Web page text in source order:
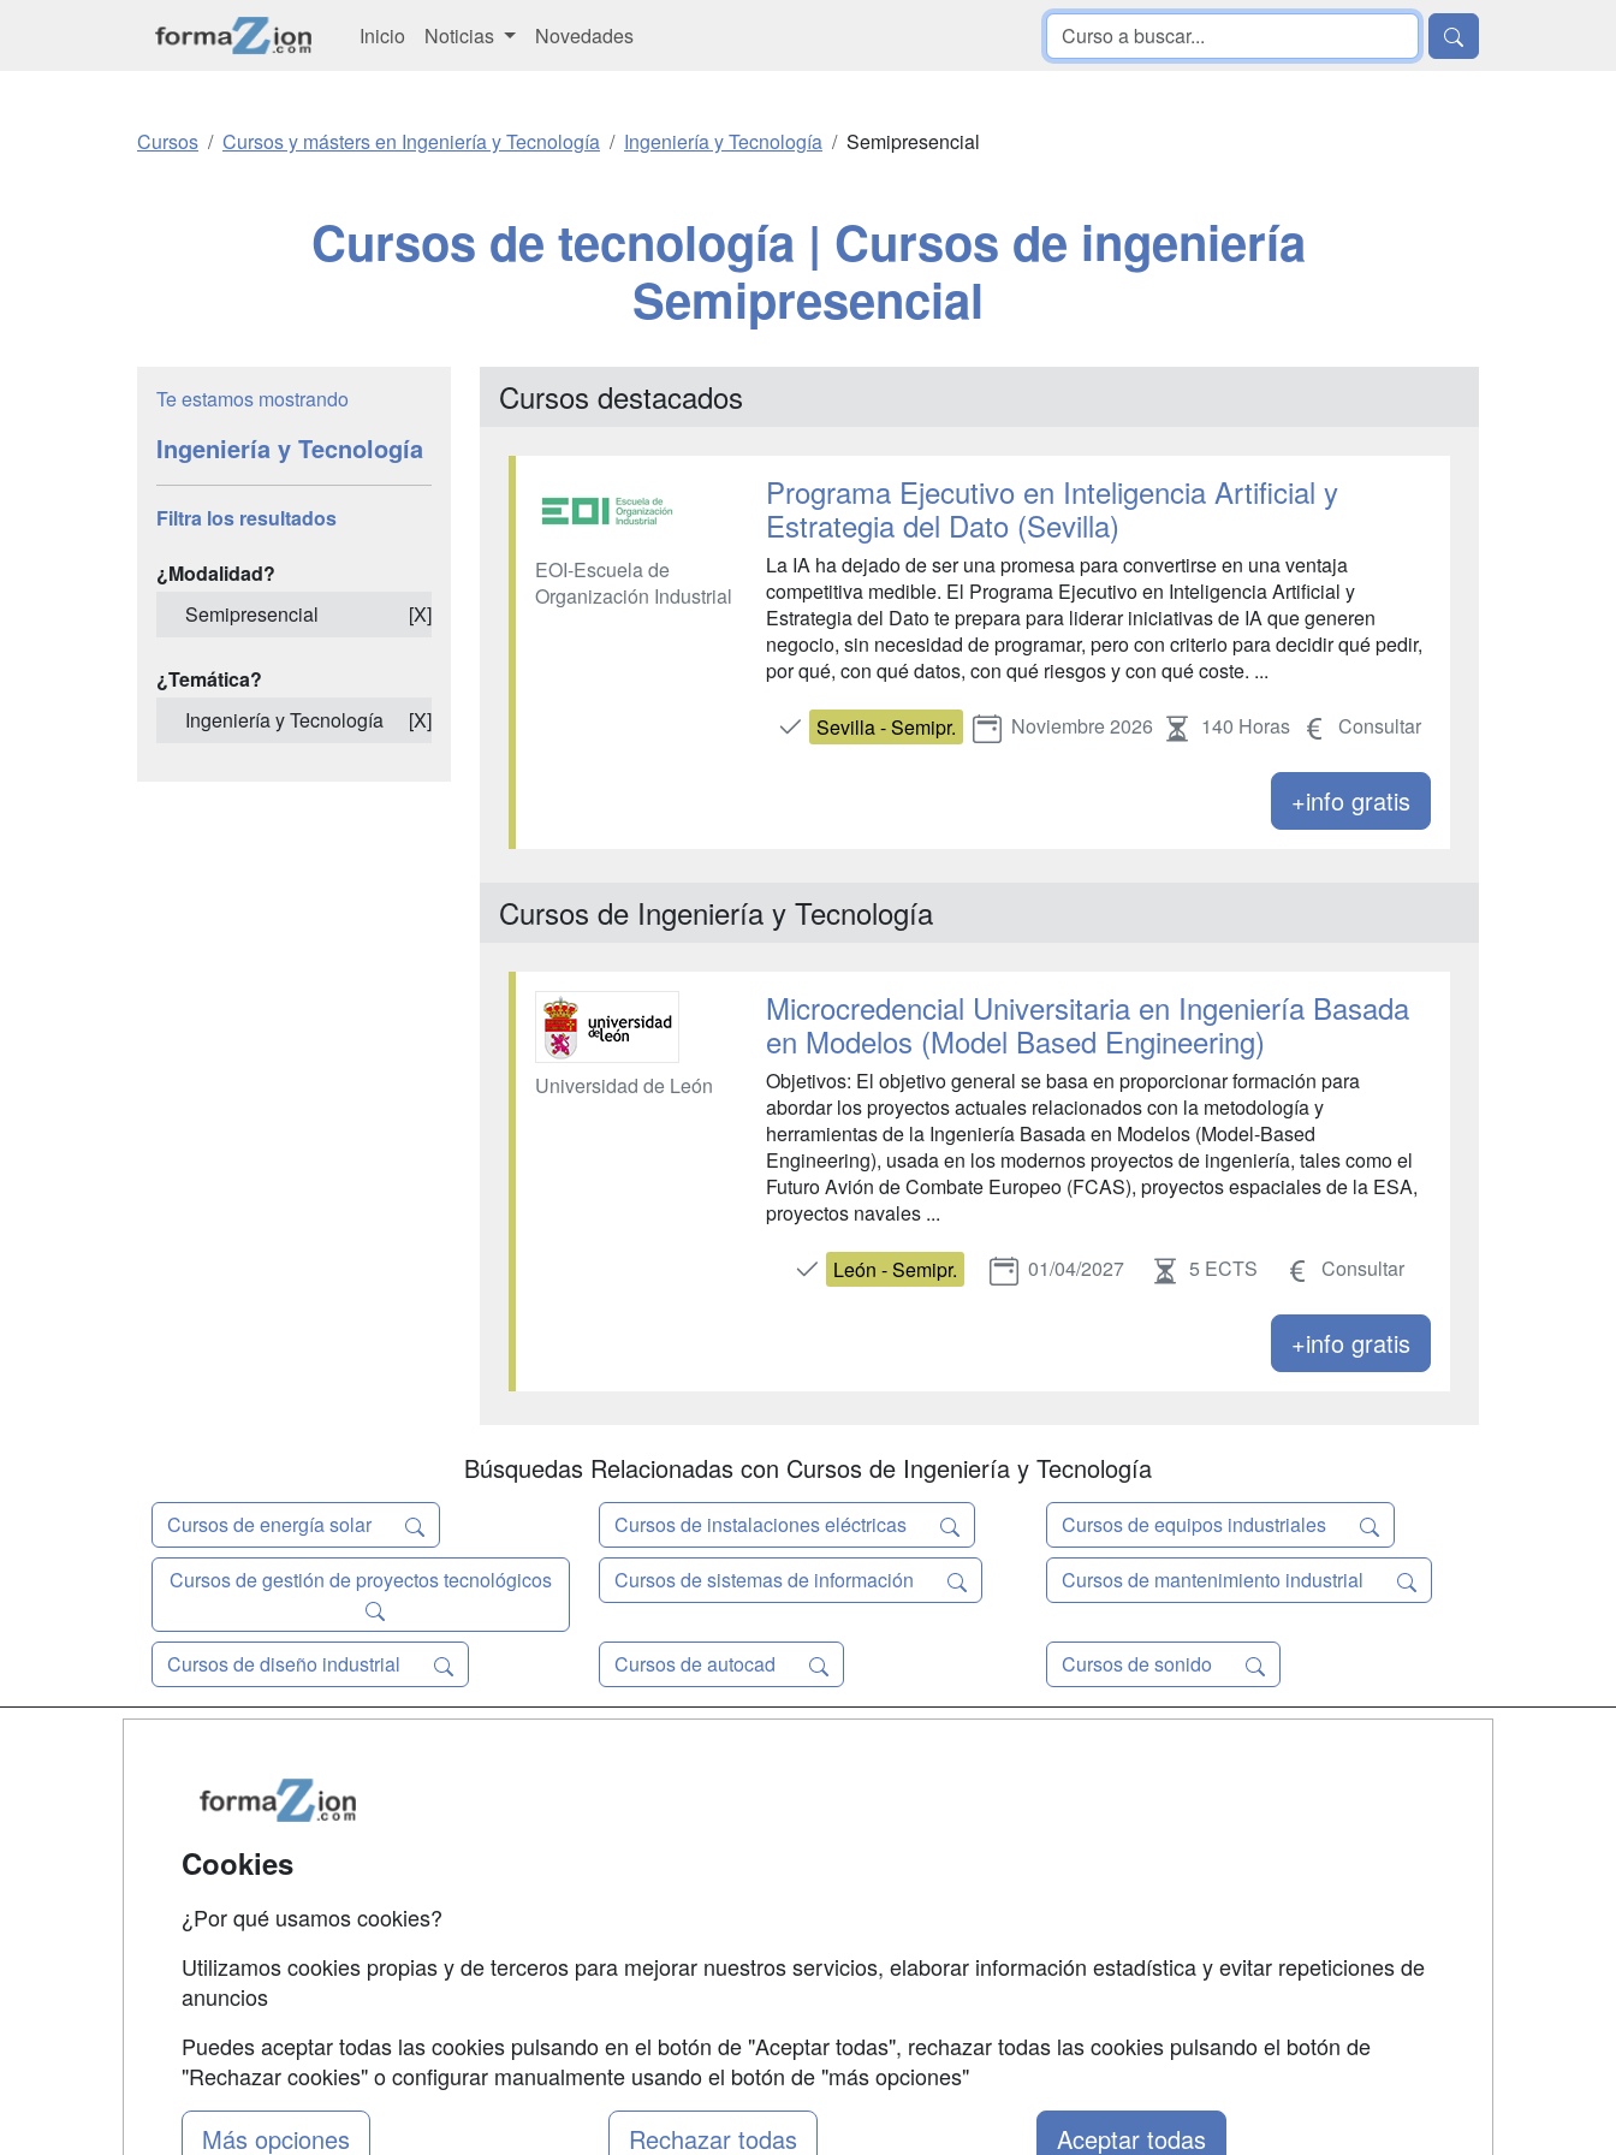
Inicio Noticias Novedades
Cursos Cursos y másters en Ingeniería y Tecnología Ingeniería y Tecnología Semipresencial
Cursos de tecnología | Cursos de ingeniería
Semipresencial
Te estamos mostrando
Ingeniería y Tecnología
Filtra los resultados
¿Modalidad?
Semipresencial
[X]
¿Temática?
Ingeniería y Tecnología
[X]
Cursos destacados
EOI-Escuela de
Organización Industrial
Programa Ejecutivo en Inteligencia Artificial y
Estrategia del Dato (Sevilla)
La IA ha dejado de ser una promesa para convertirse en una ventaja
competitiva medible. El Programa Ejecutivo en Inteligencia Artificial y
Estrategia del Dato te prepara para liderar iniciativas de IA que generen
negocio, sin necesidad de programar, pero con criterio para decidir qué pedir,
por qué, con qué datos, con qué riesgos y con qué coste. ...
Sevilla - Semipr. Noviembre 2026 140 Horas Consultar
+info gratis
Cursos de Ingeniería y Tecnología
Universidad de León
Microcredencial Universitaria en Ingeniería Basada
en Modelos (Model Based Engineering)
Objetivos: El objetivo general se basa en proporcionar formación para
abordar los proyectos actuales relacionados con la metodología y
herramientas de la Ingeniería Basada en Modelos (Model-Based
Engineering), usada en los modernos proyectos de ingeniería, tales como el
Futuro Avión de Combate Europeo (FCAS), proyectos espaciales de la ESA,
proyectos navales ...
León - Semipr. 01/04/2027 5 ECTS Consultar
+info gratis
Búsquedas Relacionadas con Cursos de Ingeniería y Tecnología
Cursos de energía solar Cursos de instalaciones eléctricas
Cursos de equipos industriales
Cursos de gestión de proyectos tecnológicos
Cursos de sistemas de información Cursos de mantenimiento industrial
Cursos de diseño industrial Cursos de autocad Cursos de sonido
Grupo formazion:
Cookies
¿Por qué usamos cookies?
Utilizamos cookies propias y de terceros para mejorar nuestros servicios, elaborar información estadística y evitar repeticiones de
anuncios
Puedes aceptar todas las cookies pulsando en el botón de "Aceptar todas", rechazar todas las cookies pulsando el botón de
"Rechazar cookies" o configurar manualmente usando el botón de "más opciones"
Más opciones Rechazar todas Aceptar todas